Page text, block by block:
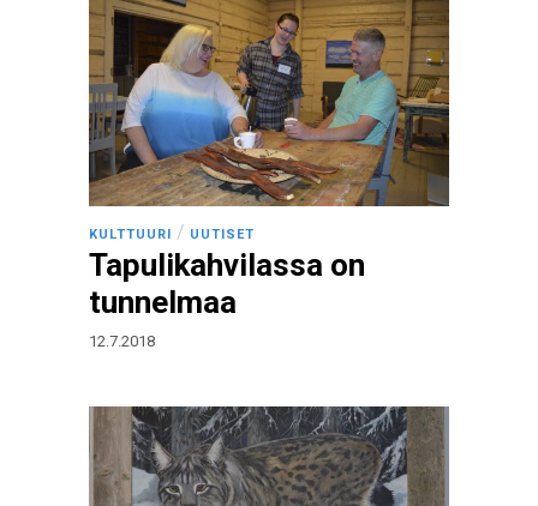
KULTTUURI / UUTISET
Tapulikahvilassa on
tunnelmaa
12.7.2018